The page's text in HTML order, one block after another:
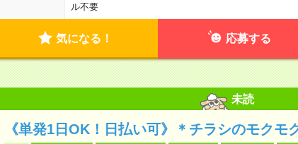
ル不要
気になる！ 応募する
未読
《単発1日OK！日払い可》＊チラシのモクモ